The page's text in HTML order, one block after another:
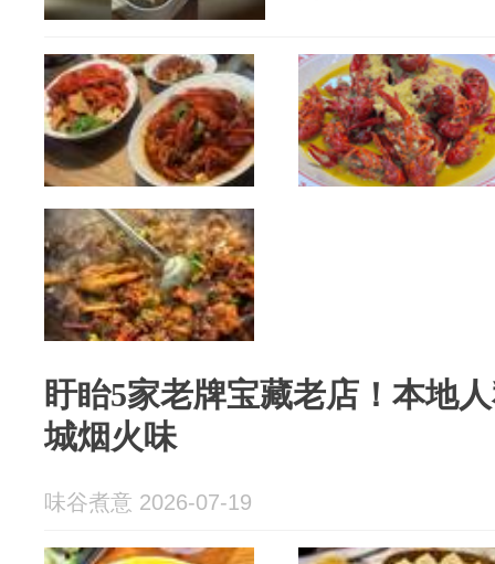
盱眙5家老牌宝藏老店！本地
城烟火味
味谷煮意 2026-07-19